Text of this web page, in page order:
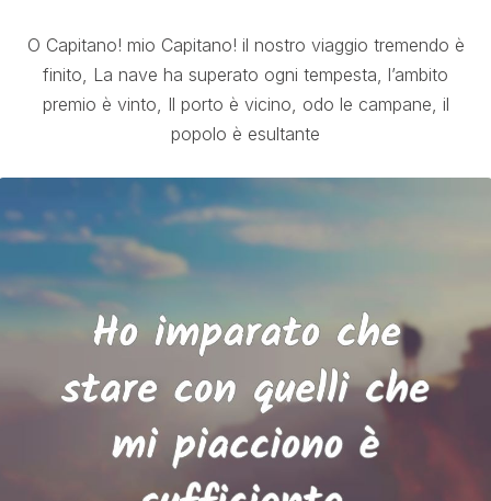
O Capitano! mio Capitano! il nostro viaggio tremendo è
finito, La nave ha superato ogni tempesta, l’ambito
premio è vinto, Il porto è vicino, odo le campane, il
popolo è esultante